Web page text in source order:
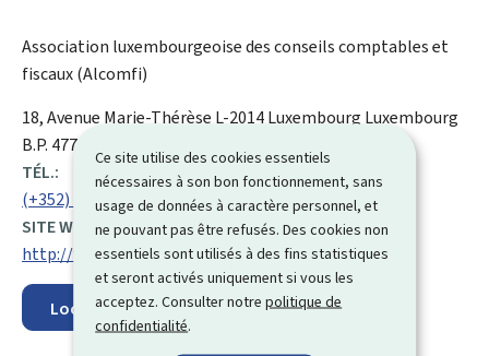
Ce site utilise des cookies essentiels
nécessaires à son bon fonctionnement, sans
usage de données à caractère personnel, et
ne pouvant pas être refusés. Des cookies non
essentiels sont utilisés à des fins statistiques
et seront activés uniquement si vous les
acceptez. Consulter notrepolitique de
confidentialité.
Association luxembourgeoise des conseils comptables et
fiscaux (Alcomfi)
ADRESSE
:
18, Avenue Marie-Thérèse L-2014Luxembourg Luxembourg
B.P. 477, L-2014
TÉL.:
(+352) 78 88 75
SITE WEB :
http://www.alcomfi.lu
Localisez sur la carte